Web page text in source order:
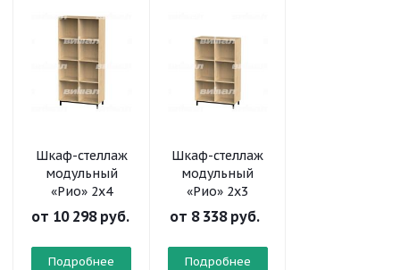
Шкаф-стеллаж
модульный
«Рио» 2х4
от 10 298 руб.
Подробнее
Шкаф-стеллаж
модульный
«Рио» 2х3
от 8 338 руб.
Подробнее